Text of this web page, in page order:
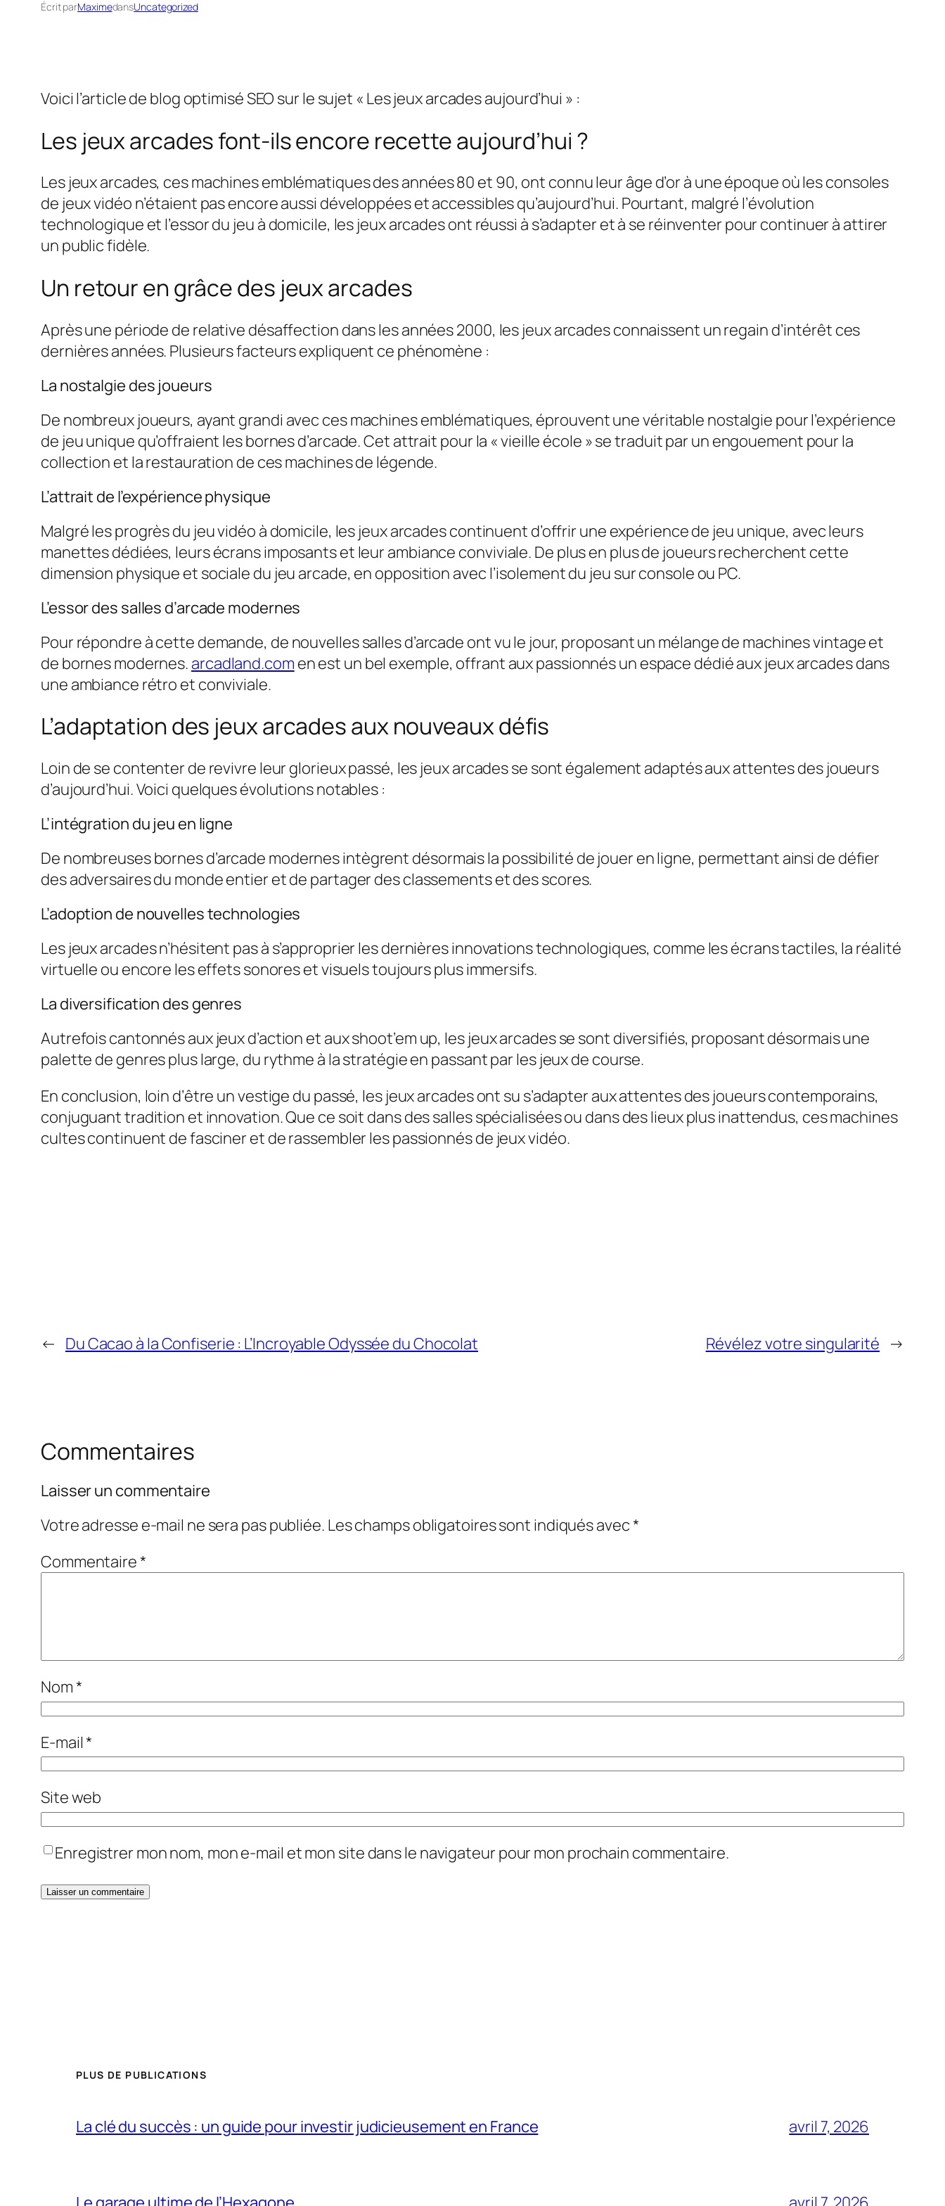
Écrit parMaximedansUncategorized
Voici l’article de blog optimisé SEO sur le sujet « Les jeux arcades aujourd’hui » :
Les jeux arcades font-ils encore recette aujourd’hui ?
Les jeux arcades, ces machines emblématiques des années 80 et 90, ont connu leur âge d’or à une époque où les consoles
de jeux vidéo n’étaient pas encore aussi développées et accessibles qu’aujourd’hui. Pourtant, malgré l’évolution
technologique et l’essor du jeu à domicile, les jeux arcades ont réussi à s’adapter et à se réinventer pour continuer à attirer
un public fidèle.
Un retour en grâce des jeux arcades
Après une période de relative désaffection dans les années 2000, les jeux arcades connaissent un regain d’intérêt ces
dernières années. Plusieurs facteurs expliquent ce phénomène :
La nostalgie des joueurs
De nombreux joueurs, ayant grandi avec ces machines emblématiques, éprouvent une véritable nostalgie pour l’expérience
de jeu unique qu’offraient les bornes d’arcade. Cet attrait pour la « vieille école » se traduit par un engouement pour la
collection et la restauration de ces machines de légende.
L’attrait de l’expérience physique
Malgré les progrès du jeu vidéo à domicile, les jeux arcades continuent d’offrir une expérience de jeu unique, avec leurs
manettes dédiées, leurs écrans imposants et leur ambiance conviviale. De plus en plus de joueurs recherchent cette
dimension physique et sociale du jeu arcade, en opposition avec l’isolement du jeu sur console ou PC.
L’essor des salles d’arcade modernes
Pour répondre à cette demande, de nouvelles salles d’arcade ont vu le jour, proposant un mélange de machines vintage et
de bornes modernes. arcadland.com en est un bel exemple, offrant aux passionnés un espace dédié aux jeux arcades dans
une ambiance rétro et conviviale.
L’adaptation des jeux arcades aux nouveaux défis
Loin de se contenter de revivre leur glorieux passé, les jeux arcades se sont également adaptés aux attentes des joueurs
d’aujourd’hui. Voici quelques évolutions notables :
L’intégration du jeu en ligne
De nombreuses bornes d’arcade modernes intègrent désormais la possibilité de jouer en ligne, permettant ainsi de défier
des adversaires du monde entier et de partager des classements et des scores.
L’adoption de nouvelles technologies
Les jeux arcades n’hésitent pas à s’approprier les dernières innovations technologiques, comme les écrans tactiles, la réalité
virtuelle ou encore les effets sonores et visuels toujours plus immersifs.
La diversification des genres
Autrefois cantonnés aux jeux d’action et aux shoot’em up, les jeux arcades se sont diversifiés, proposant désormais une
palette de genres plus large, du rythme à la stratégie en passant par les jeux de course.
En conclusion, loin d’être un vestige du passé, les jeux arcades ont su s’adapter aux attentes des joueurs contemporains,
conjuguant tradition et innovation. Que ce soit dans des salles spécialisées ou dans des lieux plus inattendus, ces machines
cultes continuent de fasciner et de rassembler les passionnés de jeux vidéo.
← Du Cacao à la Confiserie : L’Incroyable Odyssée du Chocolat Révélez votre singularité →
Commentaires
Laisser un commentaire
Votre adresse e-mail ne sera pas publiée. Les champs obligatoires sont indiqués avec*
Commentaire*
Nom*
E-mail*
Site web
Enregistrer mon nom, mon e-mail et mon site dans le navigateur pour mon prochain commentaire.
PLUS DE PUBLICATIONS
La clé du succès : un guide pour investir judicieusement en France avril 7, 2026